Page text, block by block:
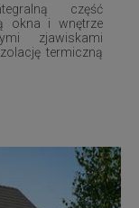
część
okna i wnętrze
zjawiskami
termiczną